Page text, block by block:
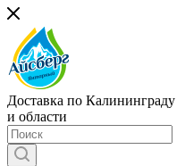
Доставка по Калининграду
и области